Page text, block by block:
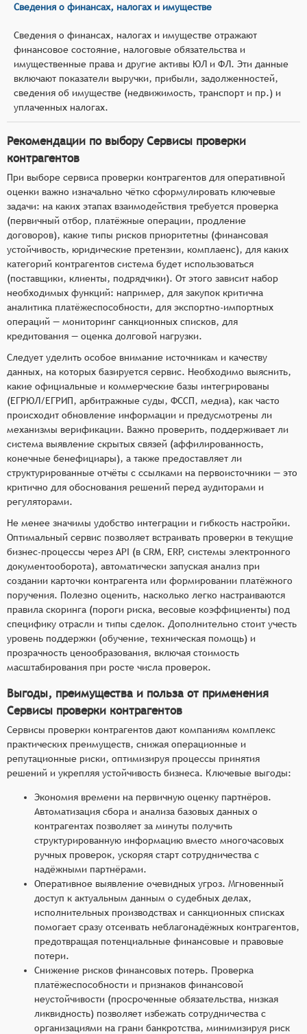
Сведения о финансах, налогах и имуществе
Сведения о финансах, налогах и имуществе отражают
финансовое состояние, налоговые обязательства и
имущественные права и другие активы ЮЛ и ФЛ. Эти данные
включают показатели выручки, прибыли, задолженностей,
сведения об имуществе (недвижимость, транспорт и пр.) и
уплаченных налогах.
Рекомендации по выбору Сервисы проверки
контрагентов
При выборе сервиса проверки контрагентов для оперативной
оценки важно изначально чётко сформулировать ключевые
задачи: на каких этапах взаимодействия требуется проверка
(первичный отбор, платёжные операции, продление
договоров), какие типы рисков приоритетны (финансовая
устойчивость, юридические претензии, комплаенс), для каких
категорий контрагентов система будет использоваться
(поставщики, клиенты, подрядчики). От этого зависит набор
необходимых функций: например, для закупок критична
аналитика платёжеспособности, для экспортно‑импортных
операций — мониторинг санкционных списков, для
кредитования — оценка долговой нагрузки.
Следует уделить особое внимание источникам и качеству
данных, на которых базируется сервис. Необходимо выяснить,
какие официальные и коммерческие базы интегрированы
(ЕГРЮЛ/ЕГРИП, арбитражные суды, ФССП, медиа), как часто
происходит обновление информации и предусмотрены ли
механизмы верификации. Важно проверить, поддерживает ли
система выявление скрытых связей (аффилированность,
конечные бенефициары), а также предоставляет ли
структурированные отчёты с ссылками на первоисточники — это
критично для обоснования решений перед аудиторами и
регуляторами.
Не менее значимы удобство интеграции и гибкость настройки.
Оптимальный сервис позволяет встраивать проверки в текущие
бизнес‑процессы через API (в CRM, ERP, системы электронного
документооборота), автоматически запуская анализ при
создании карточки контрагента или формировании платёжного
поручения. Полезно оценить, насколько легко настраиваются
правила скоринга (пороги риска, весовые коэффициенты) под
специфику отрасли и типы сделок. Дополнительно стоит учесть
уровень поддержки (обучение, техническая помощь) и
прозрачность ценообразования, включая стоимость
масштабирования при росте числа проверок.
Выгоды, преимущества и польза от применения
Сервисы проверки контрагентов
Сервисы проверки контрагентов дают компаниям комплекс
практических преимуществ, снижая операционные и
репутационные риски, оптимизируя процессы принятия
решений и укрепляя устойчивость бизнеса. Ключевые выгоды:
Экономия времени на первичную оценку партнёров.
Автоматизация сбора и анализа базовых данных о
контрагентах позволяет за минуты получить
структурированную информацию вместо многочасовых
ручных проверок, ускоряя старт сотрудничества с
надёжными партнёрами.
Оперативное выявление очевидных угроз. Мгновенный
доступ к актуальным данным о судебных делах,
исполнительных производствах и санкционных списках
помогает сразу отсеивать неблагонадёжных контрагентов,
предотвращая потенциальные финансовые и правовые
потери.
Снижение рисков финансовых потерь. Проверка
платёжеспособности и признаков финансовой
неустойчивости (просроченные обязательства, низкая
ликвидность) позволяет избежать сотрудничества с
организациями на грани банкротства, минимизируя риск